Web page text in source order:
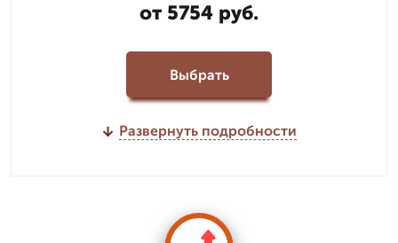
от 5754 руб.
Выбрать
Развернуть подробности